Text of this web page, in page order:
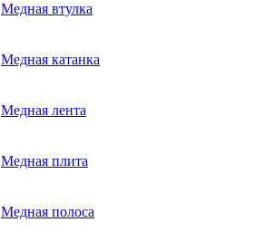
Медная втулка
Медная катанка
Медная лента
Медная плита
Медная полоса